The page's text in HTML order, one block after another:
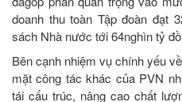
doanh thu toàn Tập đoàn đạt
sách Nhà nước tới 64nghìn tỷ
Bên cạnh nhiệm vụ chính yếu
mặt công tác khác của PVN
tái cấu trúc, nâng cao chất